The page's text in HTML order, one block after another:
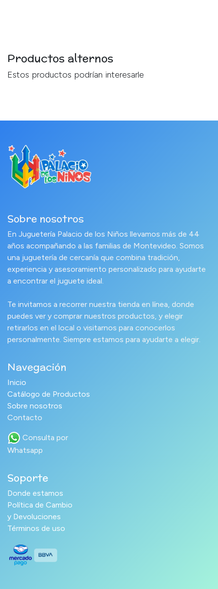
Productos alternos
Estos productos podrían interesarle
Sobre nosotros
En Juguetería Palacio de los Niños llevamos más de 44
años acompañando a las familias de Montevideo. Somos
una juguetería de cercanía que combina tradición,
experiencia y asesoramiento personalizado para ayudarte
a encontrar el juguete ideal.
Te invitamos a recorrer nuestra tienda en línea, donde
puedes ver y comprar nuestros productos, y elegir
retirarlos en el local o visitarnos para conocerlos
personalmente. Siempre estamos para ayudarte a elegir.
Navegación
Inicio
Catálogo de Productos
Sobre nosotros
Contacto
Consulta por
Whatsapp
Soporte
Donde estamos
Política de Cambio
y Devoluciones
Términos de uso